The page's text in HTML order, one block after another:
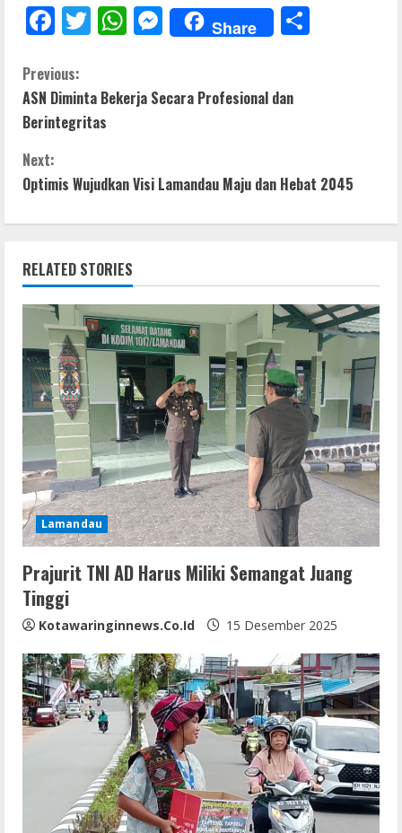
F
e
b
o
k
T
er
W
s
p
M
e
e
er
Share
C
o
n
t
i
n
u
e
R
e
a
d
i
n
g
Previous:
ASN Diminta Bekerja Secara Profesional dan
Berintegritas
Next:
Optimis Wujudkan Visi Lamandau Maju dan Hebat 2045
RELATED STORIES
Lamandau
Prajurit TNI AD Harus Miliki Semangat Juang
Tinggi
Kotawaringinnews.co.id 15 Desember 2025